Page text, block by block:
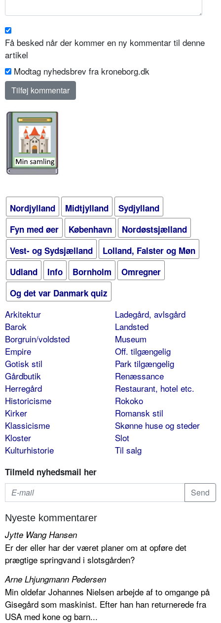
Få besked når der kommer en ny kommentar til denne
artikel
Modtag nyhedsbrev fra kroneborg.dk
Nordjylland Midtjylland
Sydjylland
Fyn med øer
København
Nordøstsjælland
Vest- og Sydsjælland
Lolland, Falster og Møn
Udland
Info Bornholm
Omregner
Og det var Danmark quiz
Arkitektur
Barok
Borgruin/voldsted
Empire
Gotisk stil
Gårdbutik
Herregård
Historicisme
Kirker
Klassicisme
Kloster
Kulturhistorie
Ladegård, avlsgård
Landsted
Museum
Off. tilgængelig
Park tilgængelig
Renæssance
Restaurant, hotel etc.
Rokoko
Romansk stil
Skønne huse og steder
Slot
Til salg
Tilmeld nyhedsmail her
Nyeste kommentarer
Jytte Wang Hansen
Er der eller har der været planer om at opføre det
prægtige springvand i slotsgården?
Arne Lhjungmann Pedersen
Min oldefar Johannes Nielsen arbejde af to omgange på
Gisegård som maskinist. Efter han han returnerede fra
USA med kone og barn...